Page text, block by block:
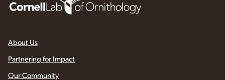
About Us
Partnering for Impact
Our Community